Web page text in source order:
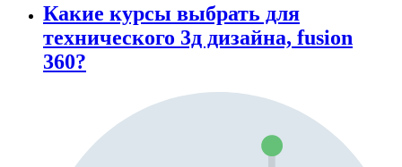
Какие курсы выбрать для
технического 3д дизайна, fusion
360?